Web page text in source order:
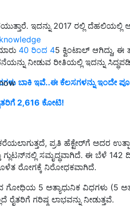
ಇದನ್ನು 2017 ರಲ್ಲಿ
40 ರಿಂದ 45 ಕ್ವಿಂಟಾಲ್ ಆಗಿದ್ದು, ಈ
ನೀಡುವ ರೀತಿಯಲ್ಲಿ ಇದನ್ನು
ಬಾಕಿ ಇವೆ..ಈ ಕೆಲಸಗಳನ್ನು ಇಂದೇ
2,616 ಕೋಟಿ!
ಪ್ರತಿ ಹೆಕ್ಟೇರ್‌ಗೆ ಅದರ
ಸಮೃದ್ಧವಾಗಿದೆ. ಈ ಬೆಳೆ 142
ರೋಗಕ್ಕೆ ನಿರೋಧಕವಾಗಿದೆ.
ಗೋಧಿಯ 5 ಅತ್ಯಾಧುನಿಕ ವಿಧಗಳು (5
ಗರಿಷ್ಠ ಲಾಭವನ್ನು ನೀಡುತ್ತವೆ.